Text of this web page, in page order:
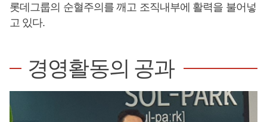
롯데그룹의 순혈주의를 깨고 조직내부에 활력을 불어넣
고 있다.
경영활동의 공과